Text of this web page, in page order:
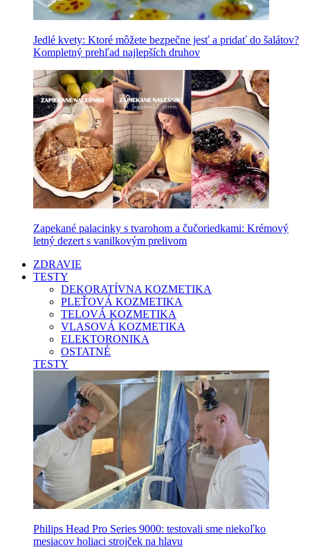
Jedlé kvety: Ktoré môžete bezpečne jesť a pridať do šalátov?
Kompletný prehľad najlepších druhov
Zapekané palacinky s tvarohom a čučoriedkami: Krémový
letný dezert s vanilkovým prelivom
ZDRAVIE
TESTY
DEKORATÍVNA KOZMETIKA
PLEŤOVÁ KOZMETIKA
TELOVÁ KOZMETIKA
VLASOVÁ KOZMETIKA
ELEKTORONIKA
OSTATNÉ
TESTY
Philips Head Pro Series 9000: testovali sme niekoľko
mesiacov holiaci strojček na hlavu